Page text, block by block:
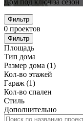
Фильтр
0 проектов
Фильтр
Площадь
Тип дома
Размер дома (1)
Кол-во этажей
Гараж (1)
Кол-во спален
Стиль
Дополнительно